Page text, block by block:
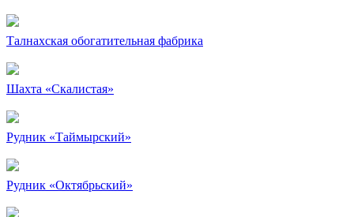
Талнахская обогатительная фабрика
Шахта «Скалистая»
Рудник «Таймырский»
Рудник «Октябрьский»